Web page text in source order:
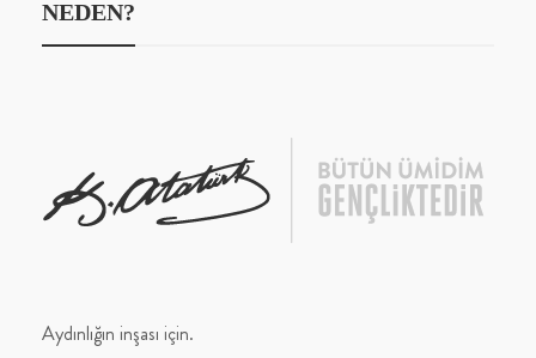
NEDEN?
Aydınlığın inşası için.